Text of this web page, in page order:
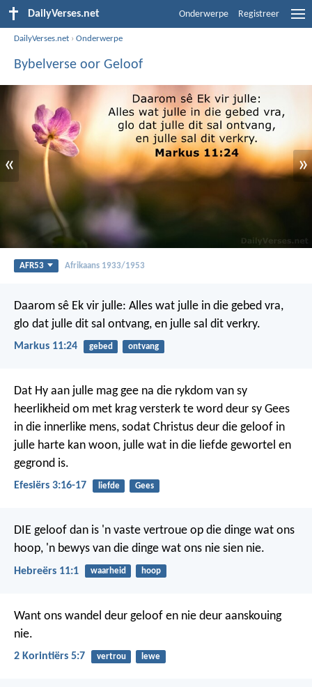
DailyVerses.net Onderwerpe Registreer
DailyVerses.net ›Onderwerpe
Bybelverse oor Geloof
« »
AFR53 Afrikaans 1933/1953
Daarom sê Ek vir julle: Alles wat julle in die gebed vra,
glo dat julle dit sal ontvang, en julle sal dit verkry.
Markus 11:24 gebed ontvang
Dat Hy aan julle mag gee na die rykdom van sy
heerlikheid om met krag versterk te word deur sy Gees
in die innerlike mens, sodat Christus deur die geloof in
julle harte kan woon, julle wat in die liefde gewortel en
gegrond is.
Efesiërs 3:16-17 liefde Gees
DIE geloof dan is 'n vaste vertroue op die dinge wat ons
hoop, 'n bewys van die dinge wat ons nie sien nie.
Hebreërs 11:1 waarheid hoop
Want ons wandel deur geloof en nie deur aanskouing
nie.
2 Korintiërs 5:7 vertrou lewe